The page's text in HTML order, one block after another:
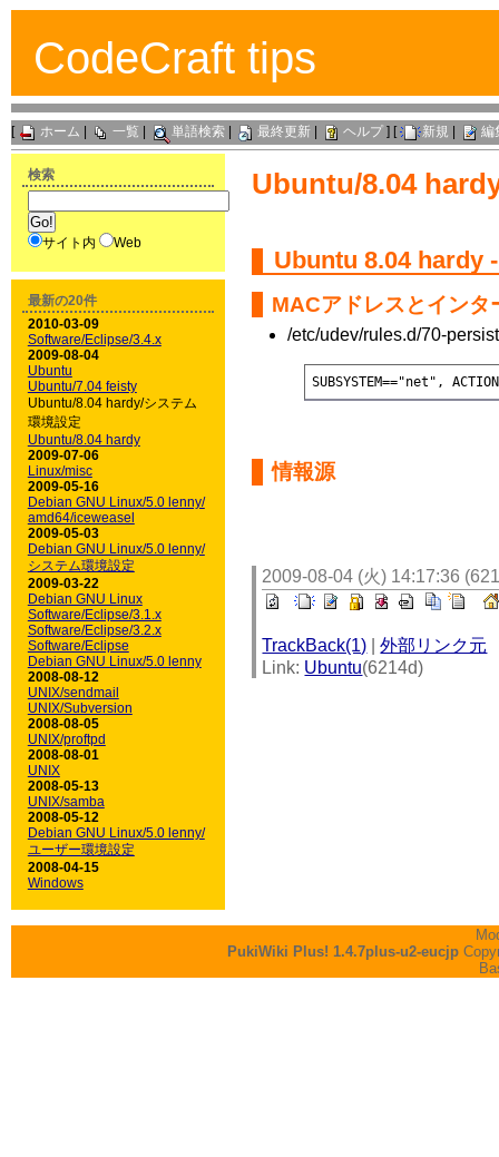
CodeCraft tips
[ ホーム 一覧 単語検索| 最終更新| ヘルプ] [ 新規 編
Ubuntu/8.04
Ubuntu 8.04 hardy
MACアドレスとインタ
/etc/udev/rules.d/70-
SUBSYSTEM=="net",
情報源
2009-08-04 (火) 14:17:36
TrackBack(1) |外部リンク元
Link: Ubuntu(6214d)
検索
サイト内 Web
最新の20件
2010-03-09
Software/Eclipse/3.4.x
2009-08-04
Ubuntu
Ubuntu/7.04 feisty
Ubuntu/8.04 hardy/システム
環境設定
Ubuntu/8.04 hardy
2009-07-06
Linux/misc
2009-05-16
Debian GNU Linux/5.0 lenny/
amd64/iceweasel
2009-05-03
Debian GNU Linux/5.0 lenny/
システム環境設定
2009-03-22
Debian GNU Linux
Software/Eclipse/3.1.x
Software/Eclipse/3.2.x
Software/Eclipse
Debian GNU Linux/5.0 lenny
2008-08-12
UNIX/sendmail
UNIX/Subversion
2008-08-05
UNIX/proftpd
2008-08-01
UNIX
2008-05-13
UNIX/samba
2008-05-12
Debian GNU Linux/5.0 lenny/
ユーザー環境設定
2008-04-15
Windows
PukiWiki Plus! 1.4.7plus-u2-eucjp